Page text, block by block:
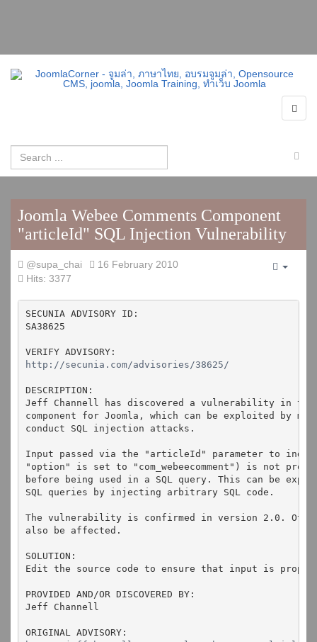
Joomla Webee Comments Component
"articleId" SQL Injection Vulnerability
@supa_chai
16 February 2010
Hits: 3377
SECUNIA ADVISORY ID:
SA38625
VERIFY ADVISORY:
http://secunia.com/advisories/38625/
DESCRIPTION:
Jeff Channell has discovered a vulnerability in the
component for Joomla, which can be exploited by
conduct SQL injection attacks.
Input passed via the "articleId" parameter to
"option" is set to "com_webeecomment") is not
before being used in a SQL query. This can be
SQL queries by injecting arbitrary SQL code.
The vulnerability is confirmed in version 2.0. Other
also be affected.
SOLUTION:
Edit the source code to ensure that input is
PROVIDED AND/OR DISCOVERED BY:
Jeff Channell
ORIGINAL ADVISORY: